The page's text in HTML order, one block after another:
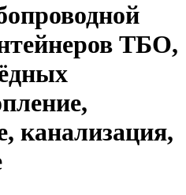
ТБО,
канализация,